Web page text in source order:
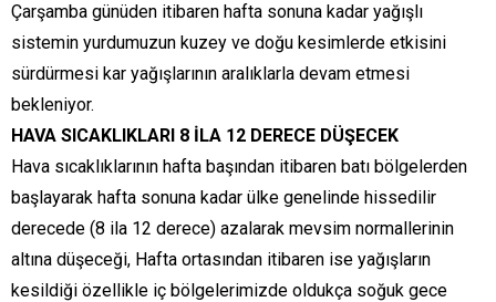
Çarşamba günüden itibaren hafta sonuna kadar yağışlı
sistemin yurdumuzun kuzey ve doğu kesimlerde etkisini
sürdürmesi kar yağışlarının aralıklarla devam etmesi
bekleniyor.
HAVA SICAKLIKLARI 8 İLA 12 DERECE DÜŞECEK
Hava sıcaklıklarının hafta başından itibaren batı bölgelerden
başlayarak hafta sonuna kadar ülke genelinde hissedilir
derecede (8 ila 12 derece) azalarak mevsim normallerinin
altına düşeceği, Hafta ortasından itibaren ise yağışların
kesildiği özellikle iç bölgelerimizde oldukça soğuk gece